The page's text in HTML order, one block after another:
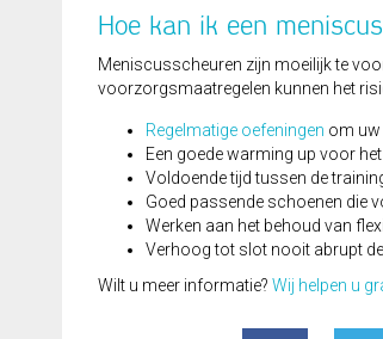
Hoe kan ik een
Meniscusscheuren zijn moeilijk te
voorzorgsmaatregelen kunnen het
Regelmatige oefeningen om uw
Een goede warming up voor
Voldoende tijd tussen de
Goed passende schoenen die
Werken aan het behoud van
Verhoog tot slot nooit abrupt
Wilt u meer informatie? Wij helpen u